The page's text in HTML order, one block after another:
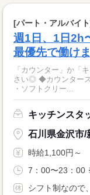
[パート・アルバイ
週1日、1日2h
最優先で働け
「カウンター」か「
さい◎ ◆カウンタースタッフ ・レジでの接客、注文 ・ドリンク作り
・ソフトクリー...
キッチンスタ
石川県金沢市/
時給1,100円～
7：00〜23：00
シフト制なので